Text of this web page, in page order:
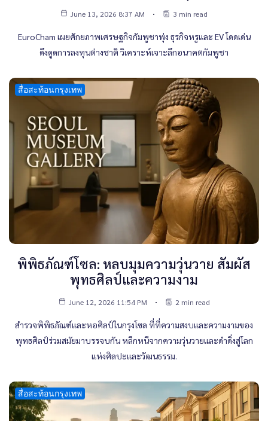
June 13, 2026 8:37 AM 3 min read
EuroCham เผยศักยภาพเศรษฐกิจกัมพูชาพุ่ง ธุรกิจหรูและ EV โดดเด่น
ดึงดูดการลงทุนต่างชาติ วิเคราะห์เจาะลึกอนาคตกัมพูชา
สื่อสะท้อนกรุงเทพ
พิพิธภัณฑ์โซล: หลบมุมความวุ่นวาย สัมผัส
พุทธศิลป์และความงาม
June 12, 2026 11:54 PM 2 min read
สำรวจพิพิธภัณฑ์และหอศิลป์ในกรุงโซล ที่ที่ความสงบและความงามของ
พุทธศิลป์ร่วมสมัยมาบรรจบกัน หลีกหนีจากความวุ่นวายและดำดิ่งสู่โลก
แห่งศิลปะและวัฒนธรรม.
สื่อสะท้อนกรุงเทพ